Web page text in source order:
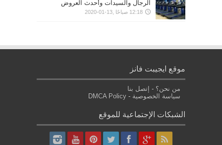
الرجال والسيدات وأحدث العروض
12:18 صباحًا ,13-01-2020
موقع ايجيبت فانز
من نحن؟ - إتصل بنا
سياسة الخصوصية -
DMCA Policy
الشبكات الإجتماعية للموقع